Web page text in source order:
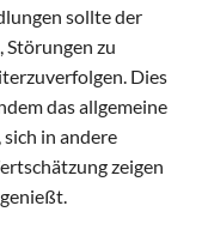
sollte der
Störungen zu
Dies
das allgemeine
in andere
zeigen